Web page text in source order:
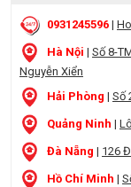
0931245596 |
Hà Nội | Số 8-
Nguyễn Xiển
Hải Phòng | Số
Quảng Ninh |
Đà Nẵng | 126
Hồ Chí Minh |